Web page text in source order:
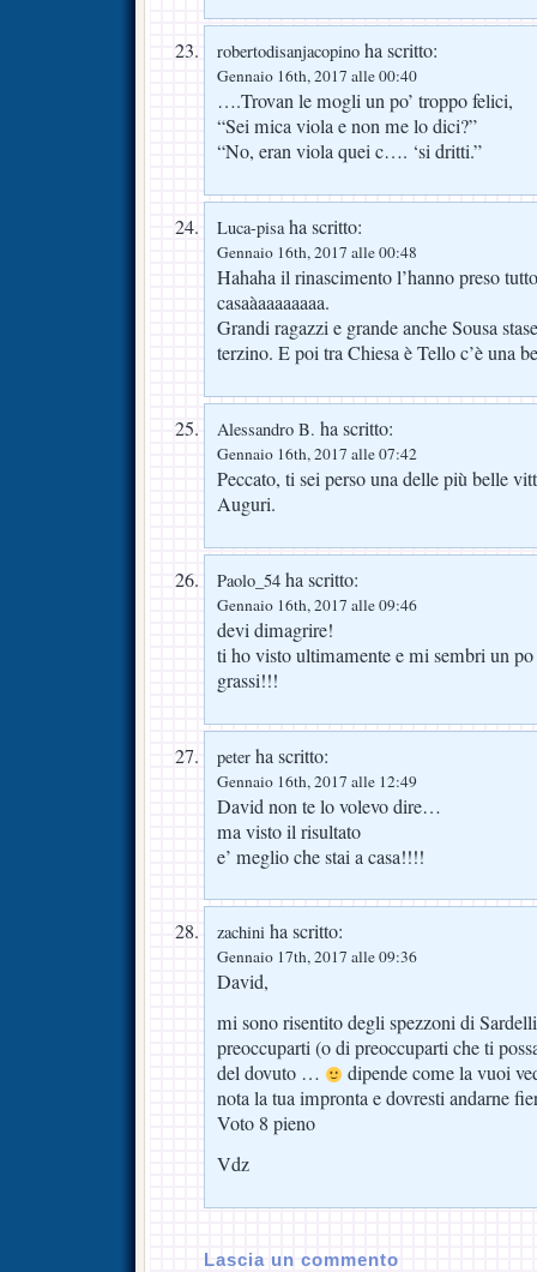
robertodisanjacopino ha scritto:
Gennaio 16th, 2017 alle 00:40
….Trovan le mogli un po’ troppo felici,
“Sei mica viola e non me lo dici?”
“No, eran viola quei c…. ‘si dritti.”
Luca-pisaha scritto:
Gennaio 16th, 2017 alle 00:48
Hahaha il rinascimento l’hanno preso
casaàaaaaaaaa.
Grandi ragazzi e grande anche Sousa
terzino. E poi tra Chiesa è Tello c’è una
Alessandro B. ha scritto:
Gennaio 16th, 2017 alle 07:42
Peccato, ti sei perso una delle più belle
Auguri.
Paolo_54 ha scritto:
Gennaio 16th, 2017 alle 09:46
devi dimagrire!
ti ho visto ultimamente e mi sembri un
grassi!!!
peter ha scritto:
Gennaio 16th, 2017 alle 12:49
David non te lo volevo dire…
ma visto il risultato
e’ meglio che stai a casa!!!!
zachini ha scritto:
Gennaio 17th, 2017 alle 09:36
David,
mi sono risentito degli spezzoni di
preoccuparti (o di preoccuparti che ti
del dovuto …
dipende come la vuoi
nota la tua impronta e dovresti andarne
Voto 8 pieno
Vdz
Lascia un commento